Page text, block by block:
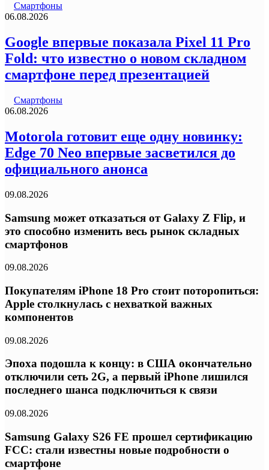
Смартфоны
06.08.2026
Google впервые показала Pixel 11 Pro
Fold: что известно о новом складном
смартфоне перед презентацией
Смартфоны
06.08.2026
Motorola готовит еще одну новинку:
Edge 70 Neo впервые засветился до
официального анонса
09.08.2026
Samsung может отказаться от Galaxy Z Flip, и
это способно изменить весь рынок складных
смартфонов
09.08.2026
Покупателям iPhone 18 Pro стоит поторопиться:
Apple столкнулась с нехваткой важных
компонентов
09.08.2026
Эпоха подошла к концу: в США окончательно
отключили сеть 2G, а первый iPhone лишился
последнего шанса подключиться к связи
09.08.2026
Samsung Galaxy S26 FE прошел сертификацию
FCC: стали известны новые подробности о
смартфоне